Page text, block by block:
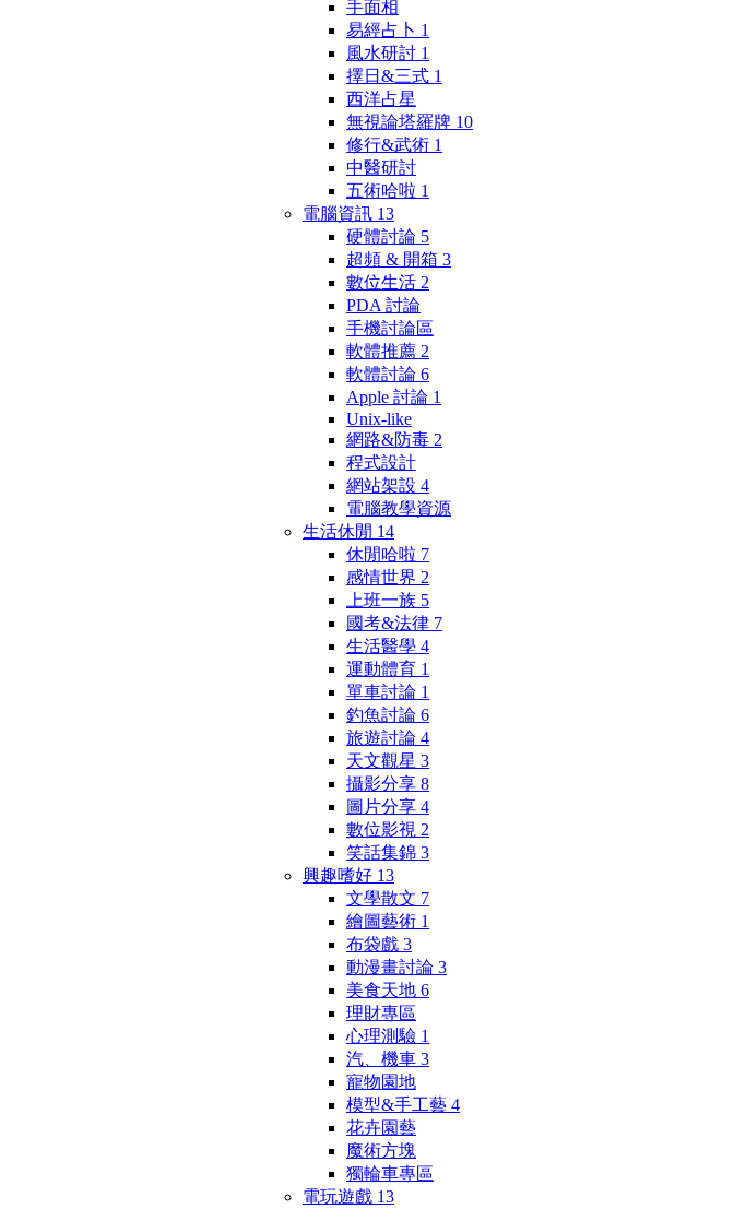
手面相
易經占卜 1
風水研討 1
擇日&三式 1
西洋占星
無視論塔羅牌 10
修行&武術 1
中醫研討
五術哈啦 1
電腦資訊 13
硬體討論 5
超頻 & 開箱 3
數位生活 2
PDA 討論
手機討論區
軟體推薦 2
軟體討論 6
Apple 討論 1
Unix-like
網路&防毒 2
程式設計
網站架設 4
電腦教學資源
生活休閒 14
休閒哈啦 7
感情世界 2
上班一族 5
國考&法律 7
生活醫學 4
運動體育 1
單車討論 1
釣魚討論 6
旅遊討論 4
天文觀星 3
攝影分享 8
圖片分享 4
數位影視 2
笑話集錦 3
興趣嗜好 13
文學散文 7
繪圖藝術 1
布袋戲 3
動漫畫討論 3
美食天地 6
理財專區
心理測驗 1
汽、機車 3
寵物園地
模型&手工藝 4
花卉園藝
魔術方塊
獨輪車專區
電玩遊戲 13